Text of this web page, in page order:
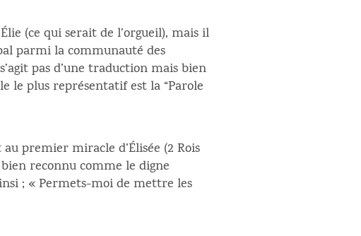
(ce qui serait de l’orgueil), mais il
parmi la communauté des
pas d’une traduction mais bien
le plus représentatif est la “Parole
premier miracle d’Élisée (2 Rois
bien reconnu comme le digne
; « Permets-moi de mettre les